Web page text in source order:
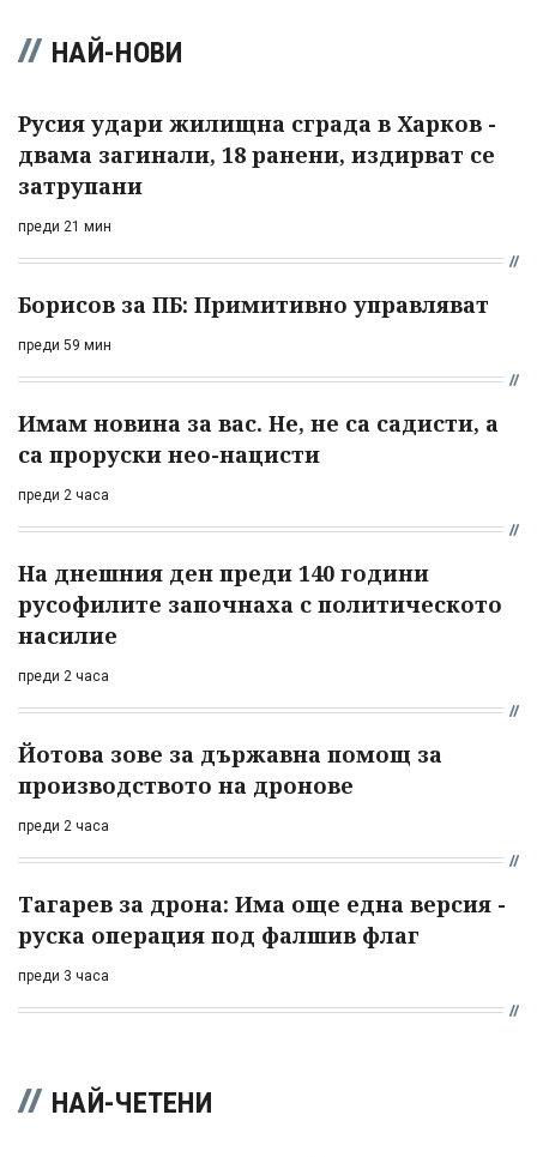
НАЙ-НОВИ
Русия удари жилищна сграда в Харков -
двама загинали, 18 ранени, издирват се
затрупани
преди 21 мин
Борисов за ПБ: Примитивно управляват
преди 59 мин
Имам новина за вас. Не, не са садисти, а
са проруски нео-нацисти
преди 2 часа
На днешния ден преди 140 години
русофилите започнаха с политическото
насилие
преди 2 часа
Йотова зове за държавна помощ за
производството на дронове
преди 2 часа
Тагарев за дрона: Има още една версия -
руска операция под фалшив флаг
преди 3 часа
НАЙ-ЧЕТЕНИ